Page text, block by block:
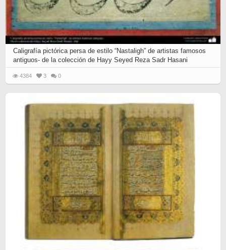
Caligrafía pictórica persa de estilo “Nastaligh” de artistas famosos
antiguos- de la colección de Hayy Seyed Reza Sadr Hasani
4384 3 0